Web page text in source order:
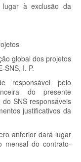
lugar à exclusão da
global dos projetos
SNS, I. P.
pelo
do presente
SNS responsáveis
justificativos da
anterior dará lugar
mensal do contrato-